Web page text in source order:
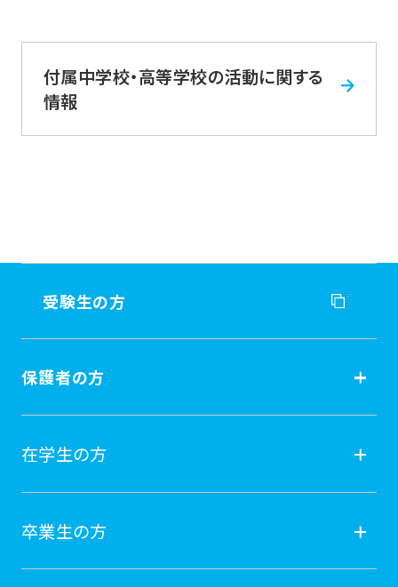
付属中学校・高等学校の活動に関する
情報
受験生の方
受験生の方
オープンキャンパス
保護者の方
保護者の方
学費納付金・奨学金
在学生の方
在学生の方
卒業生の方